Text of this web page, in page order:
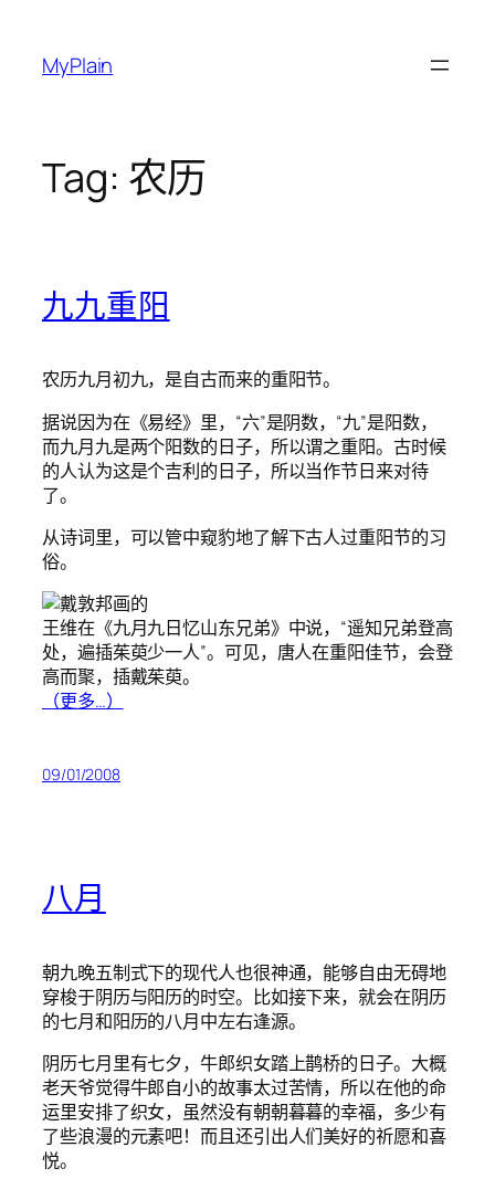
content
MyPlain
Tag: 农历
九九重阳
农历九月初九，是自古而来的重阳节。
据说因为在《易经》里，“六”是阴数，“九”是阳数，
而九月九是两个阳数的日子，所以谓之重阳。古时候
的人认为这是个吉利的日子，所以当作节日来对待
了。
从诗词里，可以管中窥豹地了解下古人过重阳节的习
俗。
王维在《九月九日忆山东兄弟》中说，“遥知兄弟登高
处，遍插茱萸少一人”。可见，唐人在重阳佳节，会登
高而聚，插戴茱萸。
（更多…）
09/01/2008
八月
朝九晚五制式下的现代人也很神通，能够自由无碍地
穿梭于阴历与阳历的时空。比如接下来，就会在阴历
的七月和阳历的八月中左右逢源。
阴历七月里有七夕，牛郎织女踏上鹊桥的日子。大概
老天爷觉得牛郎自小的故事太过苦情，所以在他的命
运里安排了织女，虽然没有朝朝暮暮的幸福，多少有
了些浪漫的元素吧！而且还引出人们美好的祈愿和喜
悦。